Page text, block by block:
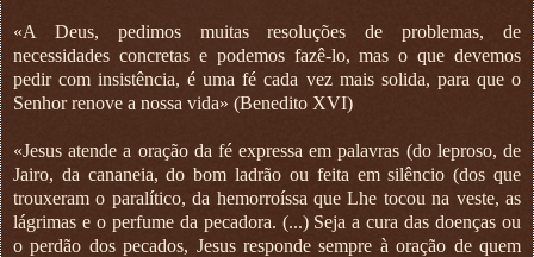
«A Deus, pedimos muitas resoluções de problemas, de
necessidades concretas e podemos fazê-lo, mas o que devemos
pedir com insistência, é uma fé cada vez mais solida, para que o
Senhor renove a nossa vida» (Benedito XVI)
«Jesus atende a oração da fé expressa em palavras (do leproso, de
Jairo, da cananeia, do bom ladrão ou feita em silêncio (dos que
trouxeram o paralítico, da hemorroíssa que Lhe tocou na veste, as
lágrimas e o perfume da pecadora. (...) Seja a cura das doenças ou
o perdão dos pecados, Jesus responde sempre à oração de quem